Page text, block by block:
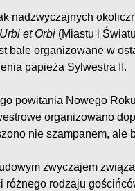
nadzwyczajnych
Urbi et Orbi (Miastu i
bale organizowane w
papieża Sylwestra II.
powitania Nowego
organizowano
nie szampanem, ale
zwyczajem
różnego rodzaju